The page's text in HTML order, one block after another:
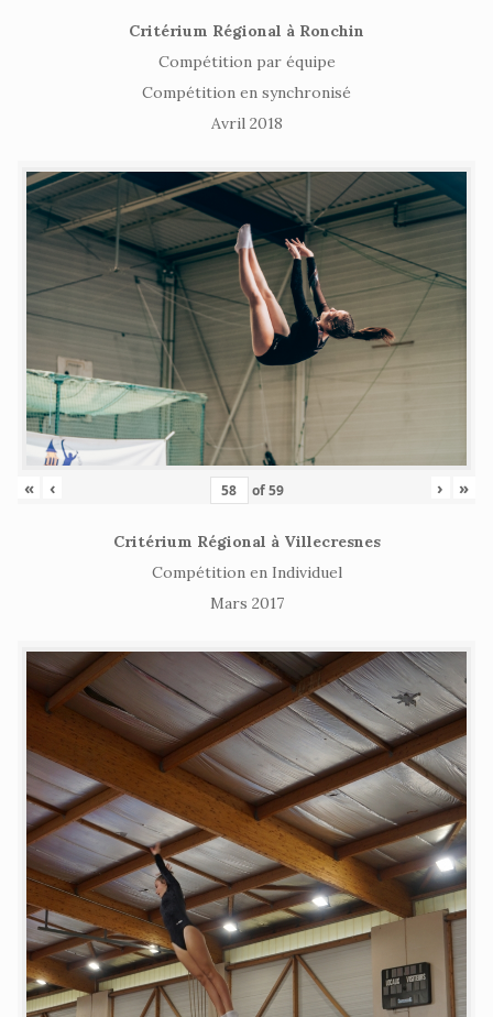
Critérium Régional à Ronchin
Compétition par équipe
Compétition en synchronisé
Avril 2018
« ‹ of59 › »
Critérium Régional à Villecresnes
Compétition en Individuel
Mars 2017